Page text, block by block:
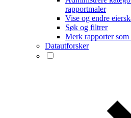
rapportmaler
Vise og endre
Søk og filtrer
Merk rapporter
Datautforsker